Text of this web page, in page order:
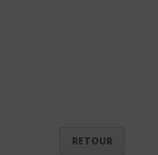
RETOUR